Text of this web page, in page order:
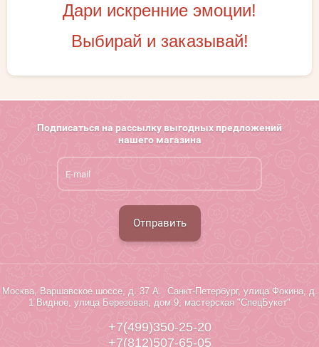
Дари искренние эмоции!
Выбирай и заказывай!
Подписаться на рассылку выгодных предложений
нашего магазина
Отправить
Москва, Варшавское шоссе, д. 37 А. Санкт-Петербург, улица Фокина, д.
1 Видное, улица Березовая, дом 9, мастерская "СпецБукет"
+7(499)350-25-20
+7(812)507-65-05